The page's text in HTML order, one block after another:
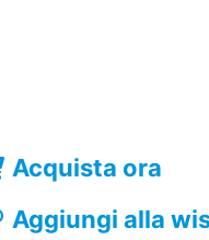
Acquista ora
Aggiungi alla